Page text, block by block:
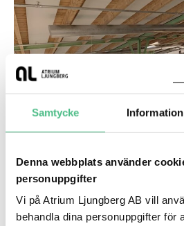
Samtycke Information
Denna webbplats använder
personuppgifter
Vi på Atrium Ljungberg AB vill
behandla dina personuppgifter för
Beläget mitt i